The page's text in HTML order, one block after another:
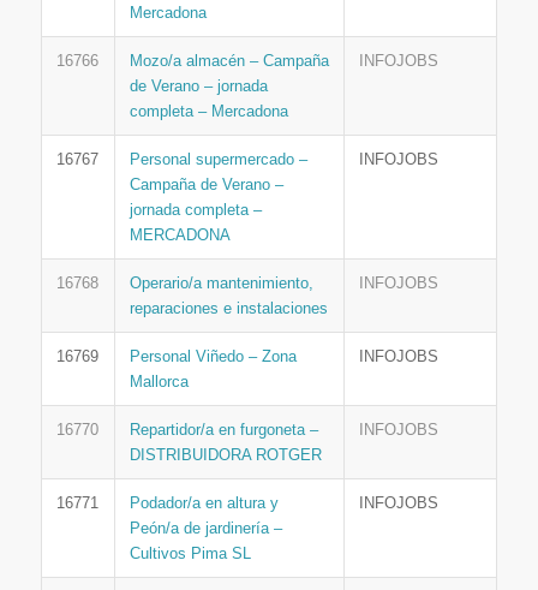
Mercadona
16766
Mozo/a almacén – Campaña
de Verano – jornada
completa – Mercadona
INFOJOBS
16767
Personal supermercado –
Campaña de Verano –
jornada completa –
MERCADONA
INFOJOBS
16768
Operario/a mantenimiento,
reparaciones e instalaciones
INFOJOBS
16769
Personal Viñedo – Zona
Mallorca
INFOJOBS
16770
Repartidor/a en furgoneta –
DISTRIBUIDORA ROTGER
INFOJOBS
16771
Podador/a en altura y
Peón/a de jardinería –
Cultivos Pima SL
INFOJOBS